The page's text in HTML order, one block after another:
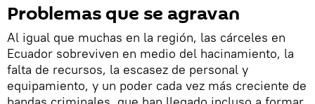
Problemas que se agravan
Al igual que muchas en la región, las cárceles en
Ecuador sobreviven en medio del hacinamiento, la
falta de recursos, la escasez de personal y
equipamiento, y un poder cada vez más creciente de